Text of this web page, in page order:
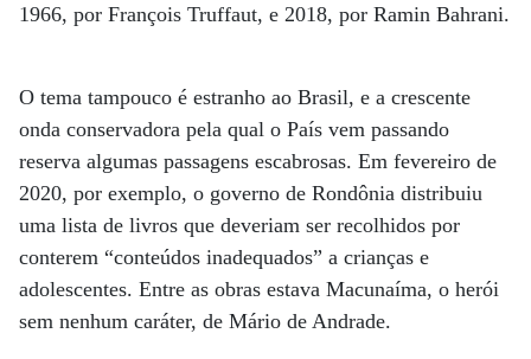
1966, por François Truffaut, e 2018, por Ramin Bahrani.
O tema tampouco é estranho ao Brasil, e a crescente
onda conservadora pela qual o País vem passando
reserva algumas passagens escabrosas. Em fevereiro de
2020, por exemplo, o governo de Rondônia distribuiu
uma lista de livros que deveriam ser recolhidos por
conterem “conteúdos inadequados” a crianças e
adolescentes. Entre as obras estava Macunaíma, o herói
sem nenhum caráter, de Mário de Andrade.